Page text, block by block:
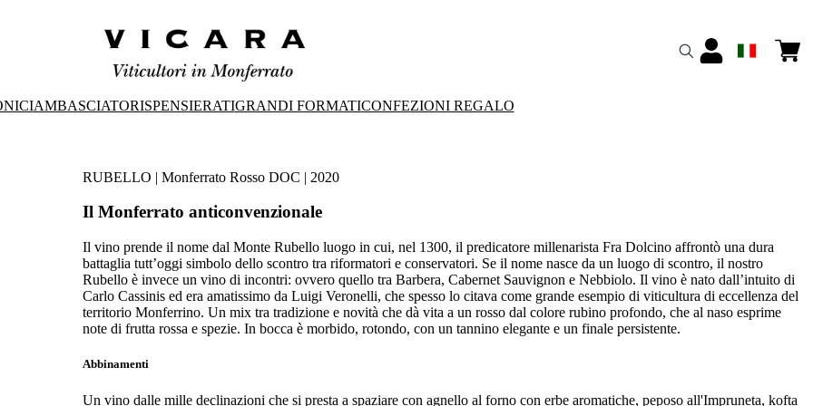
AMBASCIATORISPENSIERATIGRANDI FORMATICONFEZIONI REGALO
RUBELLO | Monferrato Rosso DOC | 2020
Il Monferrato anticonvenzionale
Il vino prende il nome dal Monte Rubello luogo in cui, nel 1300, il predicatore millenarista Fra Dolcino affrontò una dura
battaglia tutt’oggi simbolo dello scontro tra riformatori e conservatori. Se il nome nasce da un luogo di scontro, il nostro
Rubello è invece un vino di incontri: ovvero quello tra Barbera, Cabernet Sauvignon e Nebbiolo. Il vino è nato dall’intuito di
Carlo Cassinis ed era amatissimo da Luigi Veronelli, che spesso lo citava come grande esempio di viticultura di eccellenza del
territorio Monferrino. Un mix tra tradizione e novità che dà vita a un rosso dal colore rubino profondo, che al naso esprime
note di frutta rossa e spezie. In bocca è morbido, rotondo, con un tannino elegante e un finale persistente.
Abbinamenti
Un vino dalle mille declinazioni che si presta a spaziare con agnello al forno con erbe aromatiche, peposo all'Impruneta, kofta